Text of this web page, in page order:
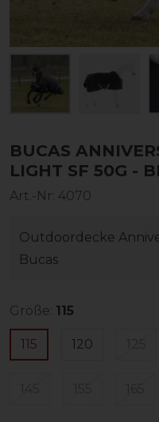
BUCAS
LIGHT SF 50G -
Art.-Nr: 4070
Outdoordecke
Bucas
Größe: 115
115 120